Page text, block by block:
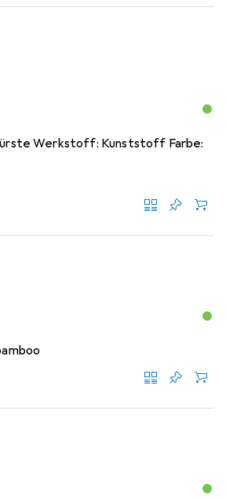
Werkstoff: Kunststoff Farbe: